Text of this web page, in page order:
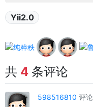
Yii2.0
共 4 条评论
598516810 评